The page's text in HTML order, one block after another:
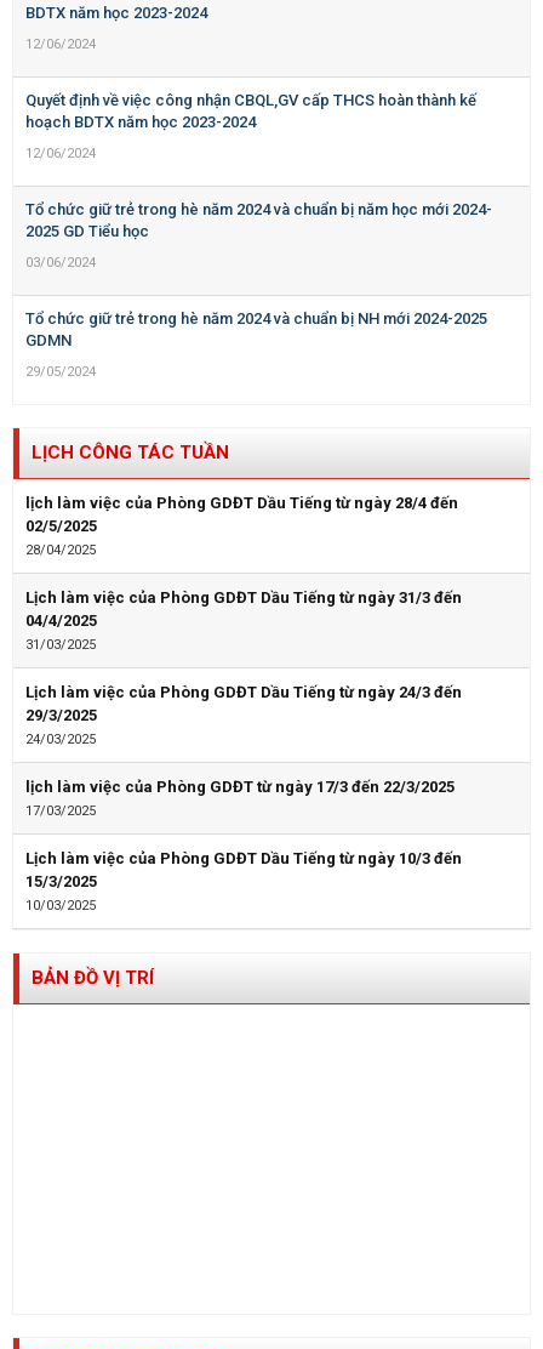
BDTX năm học 2023-2024
12/06/2024
Quyết định về việc công nhận CBQL,GV cấp THCS hoàn thành kế
hoạch BDTX năm học 2023-2024
12/06/2024
Tổ chức giữ trẻ trong hè năm 2024 và chuẩn bị năm học mới 2024-
2025 GD Tiểu học
03/06/2024
Tổ chức giữ trẻ trong hè năm 2024 và chuẩn bị NH mới 2024-2025
GDMN
29/05/2024
LỊCH CÔNG TÁC TUẦN
lịch làm việc của Phòng GDĐT Dầu Tiếng từ ngày 28/4 đến
02/5/2025
28/04/2025
Lịch làm việc của Phòng GDĐT Dầu Tiếng từ ngày 31/3 đến
04/4/2025
31/03/2025
Lịch làm việc của Phòng GDĐT Dầu Tiếng từ ngày 24/3 đến
29/3/2025
24/03/2025
lịch làm việc của Phòng GDĐT từ ngày 17/3 đến 22/3/2025
17/03/2025
Lịch làm việc của Phòng GDĐT Dầu Tiếng từ ngày 10/3 đến
15/3/2025
10/03/2025
BẢN ĐỒ VỊ TRÍ